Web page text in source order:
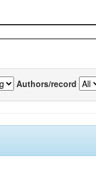
Authors/record